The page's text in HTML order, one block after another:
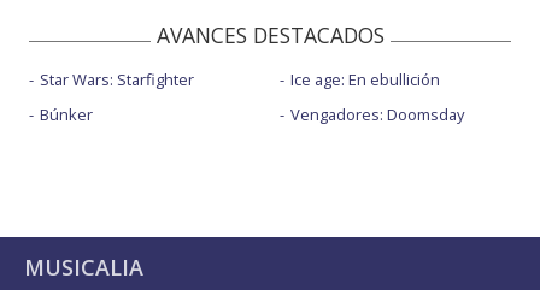
AVANCES DESTACADOS
Star Wars: Starfighter
Búnker
Ice age: En ebullición
Vengadores: Doomsday
MUSICALIA